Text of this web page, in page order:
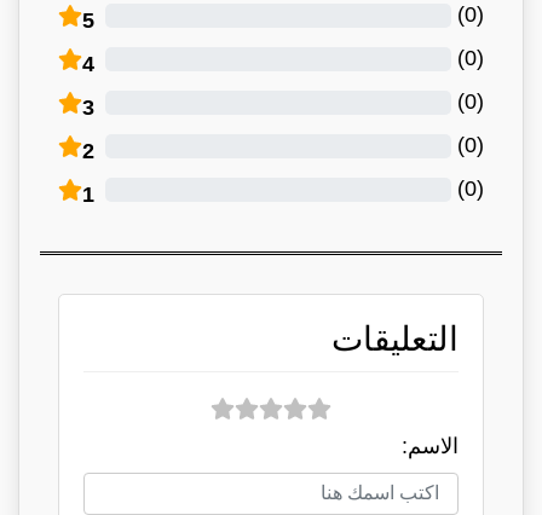
5 (
0
)
4 (
0
)
3 (
0
)
2 (
0
)
1 (
0
)
التعليقات
الاسم: